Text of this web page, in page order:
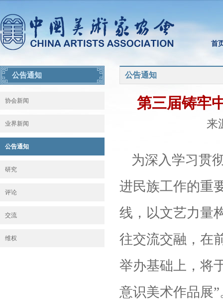
首
公告通知
协会新闻
业界新闻
公告通知
研究
评论
交流
维权
公告通知
第三届铸牢
来
为深入学习贯
进民族工作的重
线，以文艺力量
往交流交融，在
举办基础上，将
意识美术作品展